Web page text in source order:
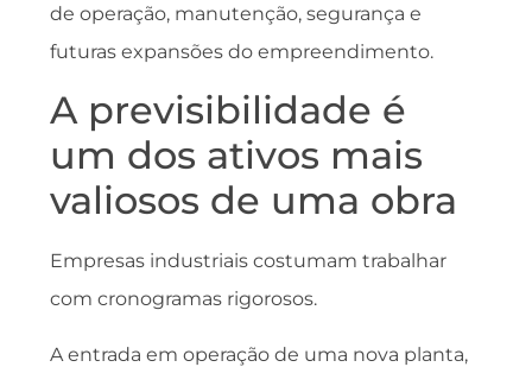
de operação, manutenção, segurança e
futuras expansões do empreendimento.
A previsibilidade é
um dos ativos mais
valiosos de uma obra
Empresas industriais costumam trabalhar
com cronogramas rigorosos.
A entrada em operação de uma nova planta,